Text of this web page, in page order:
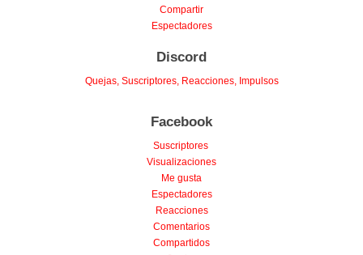
Compartir
Espectadores
Discord
Quejas, Suscriptores, Reacciones, Impulsos
Facebook
Suscriptores
Visualizaciones
Me gusta
Espectadores
Reacciones
Comentarios
Compartidos